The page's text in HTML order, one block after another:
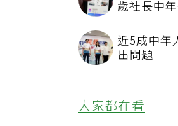
歲社長中
近5成中年
出問題
大家都在看